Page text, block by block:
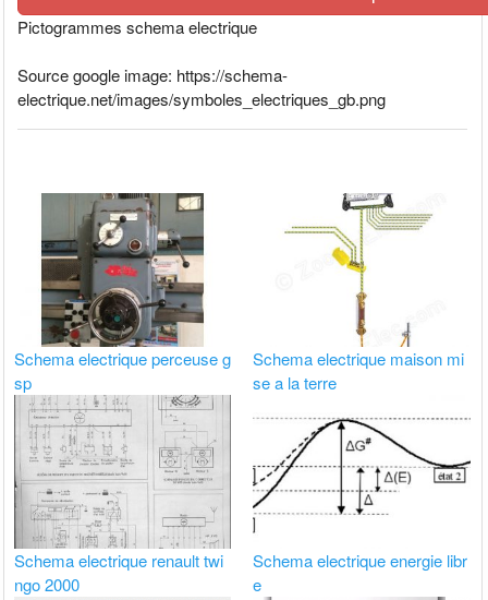
Pictogrammes schema electrique
Source google image: https://schema-
electrique.net/images/symboles_electriques_gb.png
Schema electrique perceuse g
sp
Schema electrique maison mi
se a la terre
Schema electrique renault twi
ngo 2000
Schema electrique energie libr
e